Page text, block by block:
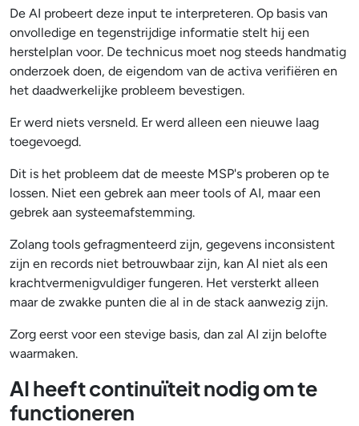
De AI probeert deze input te interpreteren. Op basis van
onvolledige en tegenstrijdige informatie stelt hij een
herstelplan voor. De technicus moet nog steeds handmatig
onderzoek doen, de eigendom van de activa verifiëren en
het daadwerkelijke probleem bevestigen.
Er werd niets versneld. Er werd alleen een nieuwe laag
toegevoegd.
Dit is het probleem dat de meeste MSP's proberen op te
lossen. Niet een gebrek aan meer tools of AI, maar een
gebrek aan systeemafstemming.
Zolang tools gefragmenteerd zijn, gegevens inconsistent
zijn en records niet betrouwbaar zijn, kan AI niet als een
krachtvermenigvuldiger fungeren. Het versterkt alleen
maar de zwakke punten die al in de stack aanwezig zijn.
Zorg eerst voor een stevige basis, dan zal AI zijn belofte
waarmaken.
AI heeft continuïteit nodig om te
functioneren